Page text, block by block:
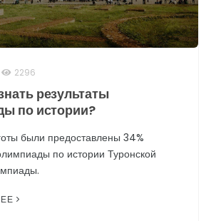
2296
результаты
по истории?
были предоставлены 34%
по истории Туронской